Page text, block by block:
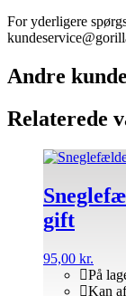
For yderligere
Andre
Relaterede
gift
95,00 kr.
På
Kan